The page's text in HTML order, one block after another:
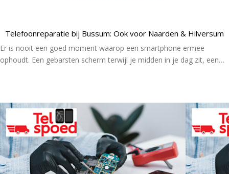
Telefoonreparatie bij Bussum: Ook voor Naarden & Hilversum
Er is nooit een goed moment waarop een smartphone ermee
ophoudt. Een gebarsten scherm terwijl je midden in je dag zit, een…